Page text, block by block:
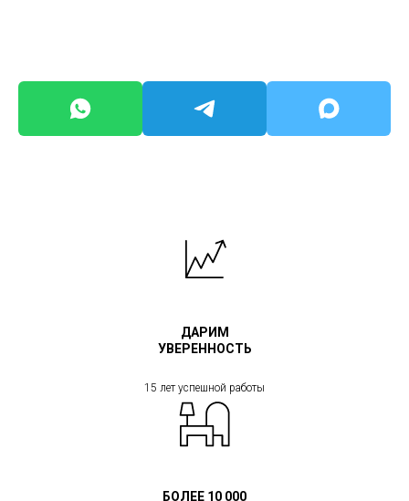
ДАРИМ
УВЕРЕННОСТЬ
15 лет успешной работы
БОЛЕЕ 10 000